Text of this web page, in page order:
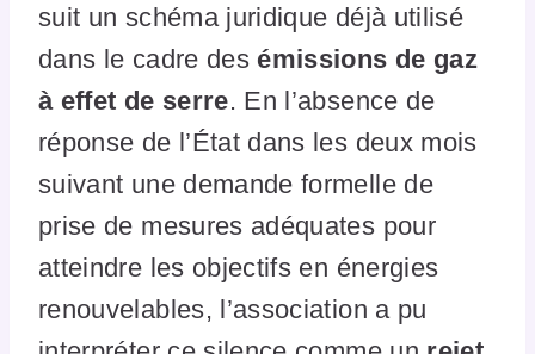
suit un schéma juridique déjà utilisé
dans le cadre des émissions de gaz
à effet de serre. En l’absence de
réponse de l’État dans les deux mois
suivant une demande formelle de
prise de mesures adéquates pour
atteindre les objectifs en énergies
renouvelables, l’association a pu